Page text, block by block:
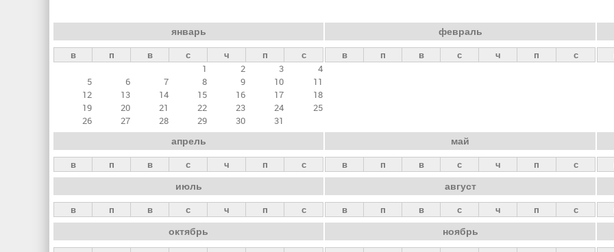
н
ы
е
а
д
к
и
январь
в п в с ч п
с
1
2 3
4
5
6 7 8 9 10
11
12
13 14 15 16 17
18
19
20 21 22 23 24
25
26
27 28 29 30 31
февраль
в п в с ч п с
апрель
в п в с ч п с
май
в п в с ч п с
июль
в п в с ч п с
август
в п в с ч п с
октябрь ноябрь